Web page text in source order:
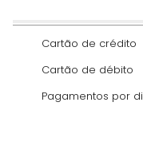
Cartão de crédito
Cartão de débito
Pagamentos por